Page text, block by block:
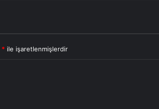
* ile işaretlenmişlerdir